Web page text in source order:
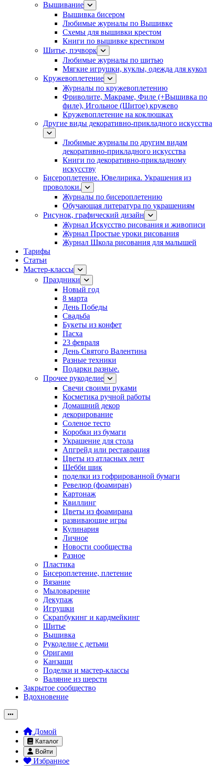
Вышивание
Вышивка бисером
Любимые журналы по Вышивке
Схемы для вышивки крестом
Книги по вышивке крестиком
Шитье, пэчворк
Любимые журналы по шитью
Мягкие игрушки, куклы, одежда для кукол
Кружевоплетение
Журналы по кружевоплетению
Фриволите, Макраме, Филе (+Вышивка по
филе), Игольное (Шитое) кружево
Кружевоплетение на коклюшках
Другие виды декоративно-прикладного искусства
Любимые журналы по другим видам
декоративно-прикладного искусства
Книги по декоративно-прикладному
искусству
Бисероплетение. Ювелирика. Украшения из
проволоки.
Журналы по бисероплетению
Обучающая литература по украшениям
Рисунок, графический дизайн
Журнал Искусство рисования и живописи
Журнал Простые уроки рисования
Журнал Школа рисования для малышей
Тарифы
Статьи
Мастер-классы
Праздники
Новый год
8 марта
День Победы
Свадьба
Букеты из конфет
Пасха
23 февраля
День Святого Валентина
Разные техники
Подарки разные.
Прочее рукоделие
Свечи своими руками
Косметика ручной работы
Домашний декор
декорирование
Соленое тесто
Коробки из бумаги
Украшение для стола
Апгрейд или реставрация
Цветы из атласных лент
Шебби шик
поделки из гофрированной бумаги
Ревелюр (фоамиран)
Картонаж
Квиллинг
Цветы из фоамирана
развивающие игры
Кулинария
Личное
Новости сообщества
Разное
Пластика
Бисероплетение, плетение
Вязание
Мыловарение
Декупаж
Игрушки
Скрапбукинг и кардмейкинг
Шитье
Вышивка
Рукоделие с детьми
Оригами
Канзаши
Поделки и мастер-классы
Валяние из шерсти
Закрытое сообщество
Вдохновение
Домой
Каталог
Войти
Избранное